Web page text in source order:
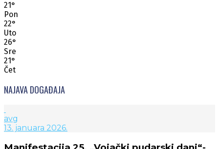
21°
Pon
22°
Uto
26°
Sre
21°
Čet
NAJAVA DOGAĐAJA
avg
13. januara 2026.